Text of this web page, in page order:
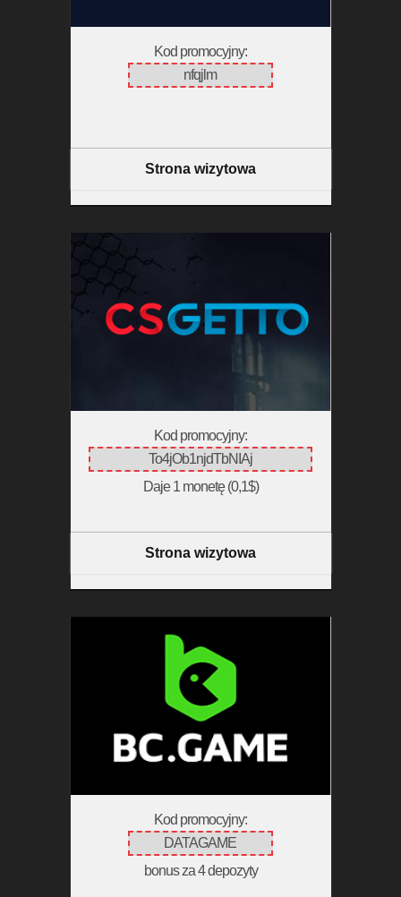
Kod promocyjny:
nfqjlm
Strona wizytowa
Kod promocyjny:
To4jOb1njdTbNIAj
Daje 1 monetę (0,1$)
Strona wizytowa
Kod promocyjny:
DATAGAME
bonus za 4 depozyty